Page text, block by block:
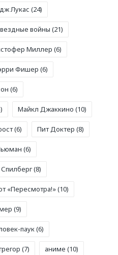
Лукас (24)
войны (21)
Миллер (6)
Фишер (6)
(6)
Майкл Джаккино (10)
(6) Пит Доктер (8)
(6)
(8)
«Пересмотра!»(10)
(9)
паук(6)
(7) аниме (10)